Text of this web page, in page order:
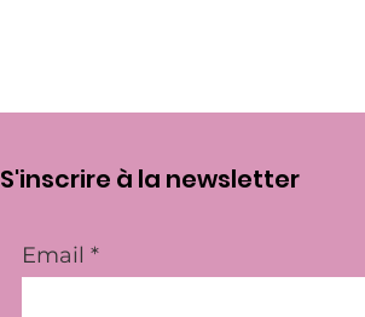
S'inscrire à la newsletter
Email